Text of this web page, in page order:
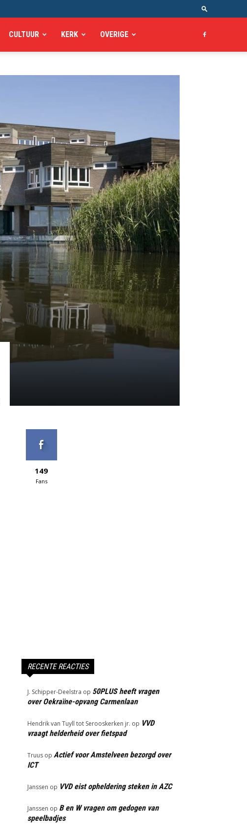
CULTUUR KERK OVERIGE
149
Fans
RECENTE REACTIES
J. Schipper-Deelstra op 50PLUS heeft vragen
over Oekraïne-opvang Carmenlaan
Hendrik van Tuyll tot Serooskerken jr. op VVD
vraagt helderheid over fietspad
Truus op Actief voor Amstelveen bezorgd over
ICT
Janssen op VVD eist opheldering steken in AZC
Janssen op B en W vragen om gedogen van
speelbadjes